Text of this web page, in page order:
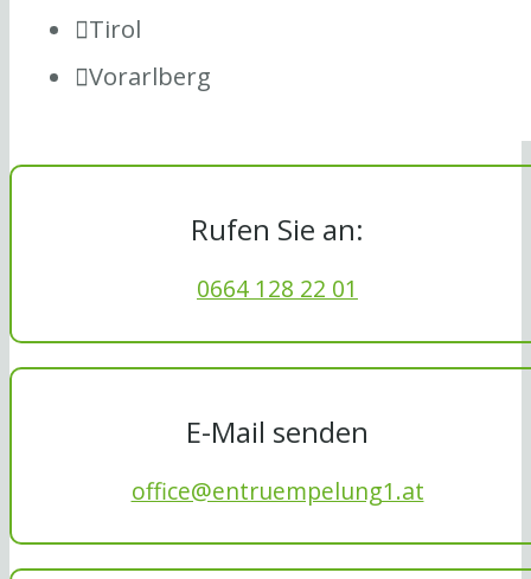
Tirol
Vorarlberg
Rufen Sie an:
0664 128 22 01
E-Mail senden
office@entruempelung1.at